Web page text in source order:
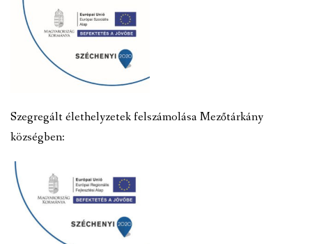
Szegregált élethelyzetek felszámolása Mezőtárkány
községben: